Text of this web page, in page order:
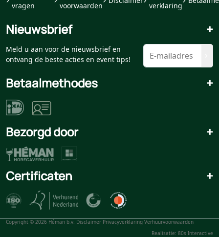
vragen
voorwaarden
verklaring
Nieuwsbrief +
Meld u aan voor de nieuwsbrief en
ontvang de beste acties en event tips!
Betaalmethodes +
Bezorgd door +
Certificaten +
Copyright © 2026 Héman b.v. Disclaimer Privacyverklaring Verhuurvoorwaarden
Realisatie: 80s Interactive